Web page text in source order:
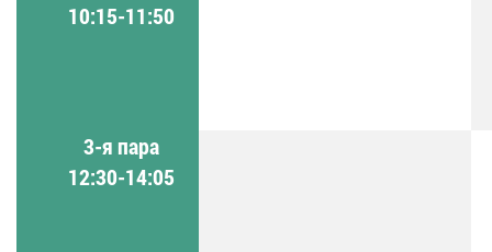
10:15-11:50
3-я пара
12:30-14:05